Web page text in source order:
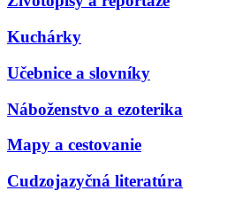
Kuchárky
Učebnice a slovníky
Náboženstvo a ezoterika
Mapy a cestovanie
Cudzojazyčná literatúra